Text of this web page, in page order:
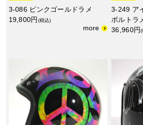
3-086 ピンクゴールドラメ
19,800円 (税込)
3-249 ア
ボルトラ
36,960円(